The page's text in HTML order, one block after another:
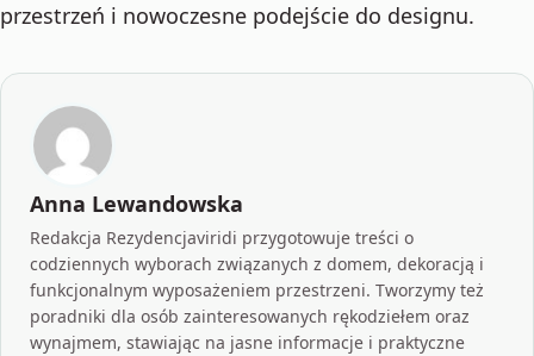
przestrzeń i nowoczesne podejście do designu.
Anna Lewandowska
Redakcja Rezydencjaviridi przygotowuje treści o
codziennych wyborach związanych z domem, dekoracją i
funkcjonalnym wyposażeniem przestrzeni. Tworzymy też
poradniki dla osób zainteresowanych rękodziełem oraz
wynajmem, stawiając na jasne informacje i praktyczne